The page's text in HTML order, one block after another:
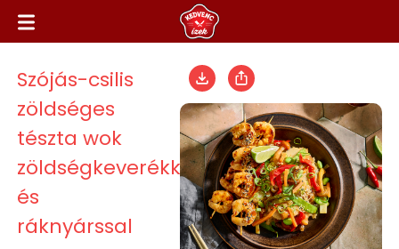
Szójás-csilis
zöldséges
tészta wok
zöldségkeverékkel
és
ráknyárssal